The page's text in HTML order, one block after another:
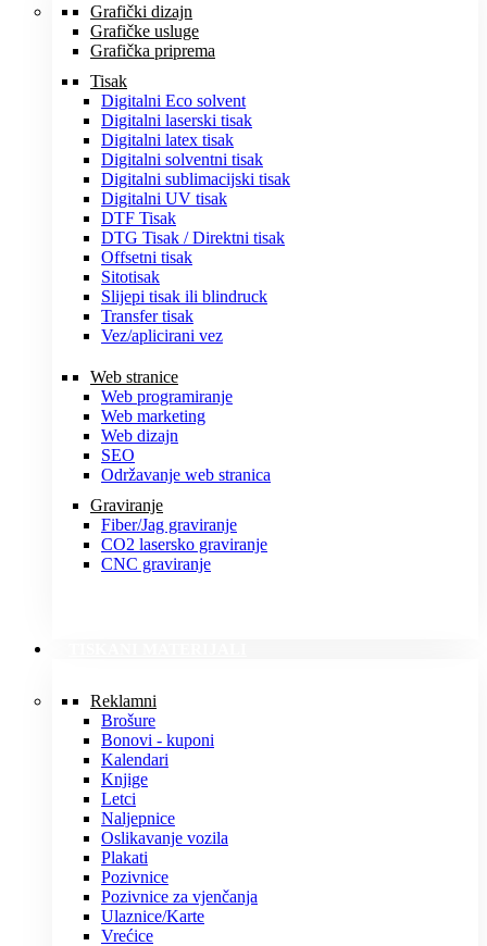
Grafički dizajn
Grafičke usluge
Grafička priprema
Tisak
Digitalni Eco solvent
Digitalni laserski tisak
Digitalni latex tisak
Digitalni solventni tisak
Digitalni sublimacijski tisak
Digitalni UV tisak
DTF Tisak
DTG Tisak / Direktni tisak
Offsetni tisak
Sitotisak
Slijepi tisak ili blindruck
Transfer tisak
Vez/aplicirani vez
Web stranice
Web programiranje
Web marketing
Web dizajn
SEO
Održavanje web stranica
Graviranje
Fiber/Jag graviranje
CO2 lasersko graviranje
CNC graviranje
Reklamni
Brošure
Bonovi - kuponi
Kalendari
Knjige
Letci
Naljepnice
Oslikavanje vozila
Plakati
Pozivnice
Pozivnice za vjenčanja
Ulaznice/Karte
Vrećice